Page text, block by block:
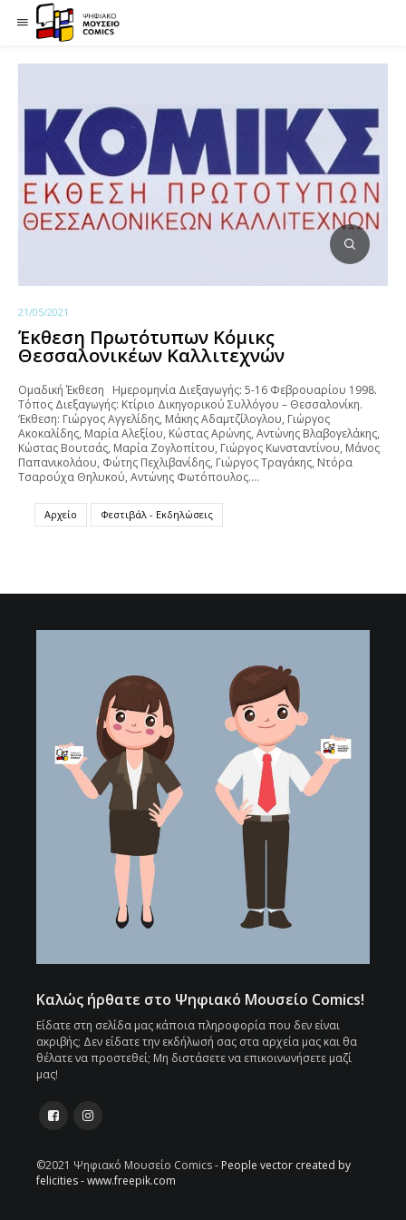
21/05/2021
Έκθεση Πρωτότυπων Κόμικς
Θεσσαλονικέων Καλλιτεχνών
Ομαδική Έκθεση Ημερομηνία Διεξαγωγής: 5-16 Φεβρουαρίου 1998.
Τόπος Διεξαγωγής: Κτίριο Δικηγορικού Συλλόγου – Θεσσαλονίκη.
‘Εκθεση: Γιώργος Αγγελίδης, Μάκης Αδαμτζίλογλου, Γιώργος
Ακοκαλίδης, Μαρία Αλεξίου, Κώστας Αρώνης, Αντώνης Βλαβογελάκης,
Κώστας Βουτσάς, Μαρία Ζογλοπίτου, Γιώργος Κωνσταντίνου, Μάνος
Παπανικολάου, Φώτης Πεχλιβανίδης, Γιώργος Τραγάκης, Ντόρα
Τσαρούχα Θηλυκού, Αντώνης Φωτόπουλος.…
Αρχείο Φεστιβάλ - Εκδηλώσεις
Καλώς ήρθατε στο Ψηφιακό Μουσείο Comics!
Είδατε στη σελίδα μας κάποια πληροφορία που δεν είναι
ακριβής; Δεν είδατε την εκδήλωσή σας στα αρχεία μας και θα
θέλατε να προστεθεί; Μη διστάσετε να επικοινωνήσετε μαζί
μας!
©2021 Ψηφιακό Μουσείο Comics - People vector created by
felicities - www.freepik.com